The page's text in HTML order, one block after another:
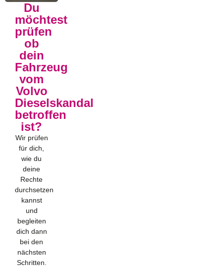
Du
möchtest
prüfen
ob
dein
Fahrzeug
vom
Volvo
Dieselskandal
betroffen
ist?
Wir prüfen
für dich,
wie du
deine
Rechte
durchsetzen
kannst
und
begleiten
dich dann
bei den
nächsten
Schritten.